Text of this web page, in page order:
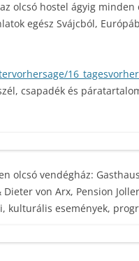
olcsó hostel ágyig
egész Svájcból,
csapadék és
olcsó vendégház:
von Arx, Pension
kulturális események,